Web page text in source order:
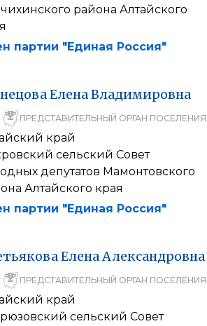
района Алтайского
партии "Единая Россия"
ЕленаВладимировна
ПРЕДСТАВИТЕЛЬНЫЙ ОРГАН ПОСЕЛЕНИЯ
край
сельский Совет
депутатов Мамонтовского
Алтайского края
партии "Единая Россия"
ЕленаАлександровна
ПРЕДСТАВИТЕЛЬНЫЙ ОРГАН ПОСЕЛЕНИЯ
край
сельский Совет